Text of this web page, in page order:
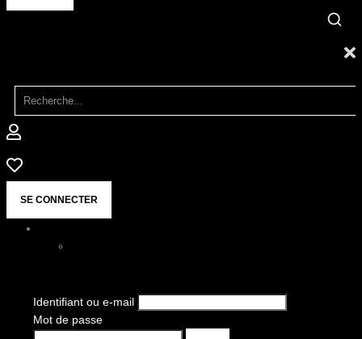
SE CONNECTER
Identifiant ou e-mail
Mot de passe